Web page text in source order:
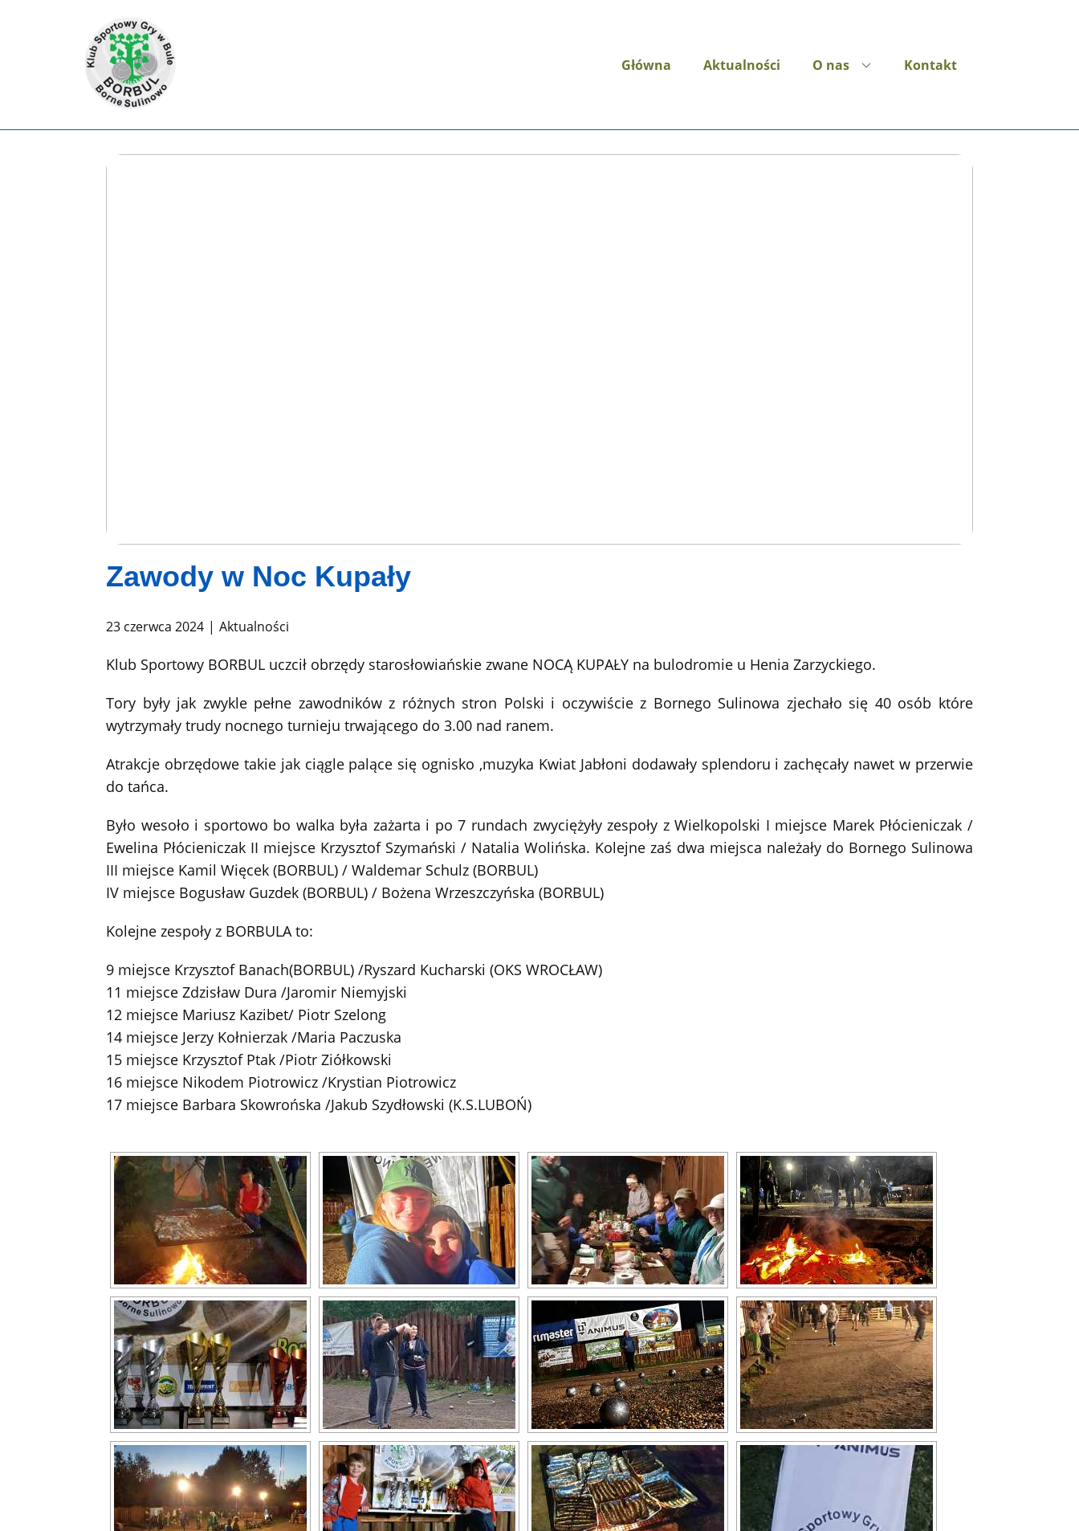
Główna Aktualności O nas Kontakt
Zawody w Noc Kupały
23 czerwca 2024 Aktualności
Klub Sportowy BORBUL uczcił obrzędy starosłowiańskie zwane NOCĄ KUPAŁY na bulodromie u Henia Zarzyckiego.
Tory były jak zwykle pełne zawodników z różnych stron Polski i oczywiście z Bornego Sulinowa zjechało się 40 osób które
wytrzymały trudy nocnego turnieju trwającego do 3.00 nad ranem.
Atrakcje obrzędowe takie jak ciągle palące się ognisko ,muzyka Kwiat Jabłoni dodawały splendoru i zachęcały nawet w przerwie
do tańca.
Było wesoło i sportowo bo walka była zażarta i po 7 rundach zwyciężyły zespoły z Wielkopolski I miejsce Marek Płócieniczak /
Ewelina Płócieniczak II miejsce Krzysztof Szymański / Natalia Wolińska. Kolejne zaś dwa miejsca należały do Bornego Sulinowa
III miejsce Kamil Więcek (BORBUL) / Waldemar Schulz (BORBUL)
IV miejsce Bogusław Guzdek (BORBUL) / Bożena Wrzeszczyńska (BORBUL)
Kolejne zespoły z BORBULA to:
9 miejsce Krzysztof Banach(BORBUL) /Ryszard Kucharski (OKS WROCŁAW)
11 miejsce Zdzisław Dura /Jaromir Niemyjski
12 miejsce Mariusz Kazibet/ Piotr Szelong
14 miejsce Jerzy Kołnierzak /Maria Paczuska
15 miejsce Krzysztof Ptak /Piotr Ziółkowski
16 miejsce Nikodem Piotrowicz /Krystian Piotrowicz
17 miejsce Barbara Skowrońska /Jakub Szydłowski (K.S.LUBOŃ)